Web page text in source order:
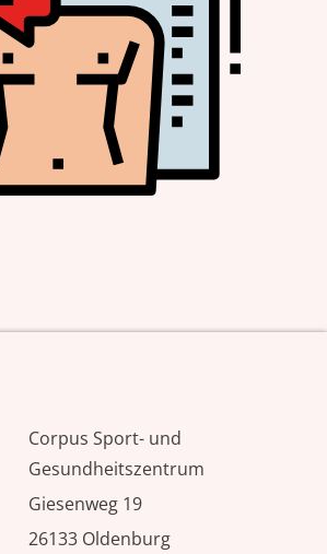
Corpus Sport- und
Gesundheitszentrum
Giesenweg 19
26133 Oldenburg